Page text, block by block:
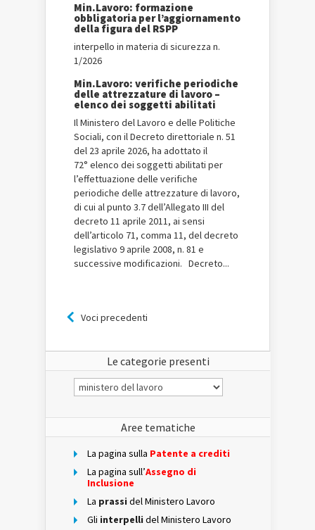
Min.Lavoro: formazione
obbligatoria per l’aggiornamento
della figura del RSPP
interpello in materia di sicurezza n.
1/2026
Min.Lavoro: verifiche periodiche
delle attrezzature di lavoro –
elenco dei soggetti abilitati
Il Ministero del Lavoro e delle Politiche
Sociali, con il Decreto direttoriale n. 51
del 23 aprile 2026, ha adottato il
72° elenco dei soggetti abilitati per
l’effettuazione delle verifiche
periodiche delle attrezzature di lavoro,
di cui al punto 3.7 dell’Allegato III del
decreto 11 aprile 2011, ai sensi
dell’articolo 71, comma 11, del decreto
legislativo 9 aprile 2008, n. 81 e
successive modificazioni. Decreto...
Voci precedenti
Le categorie presenti
Le
categorie
Aree tematiche
La pagina sulla Patente a crediti
La pagina sull’Assegno di
Inclusione
La prassi del Ministero Lavoro
Gli interpelli del Ministero Lavoro